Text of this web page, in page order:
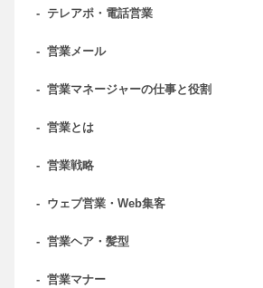
- テレアポ・電話営業
- 営業メール
- 営業マネージャーの仕事と役割
- 営業とは
- 営業戦略
- ウェブ営業・Web集客
- 営業ヘア・髪型
- 営業マナー